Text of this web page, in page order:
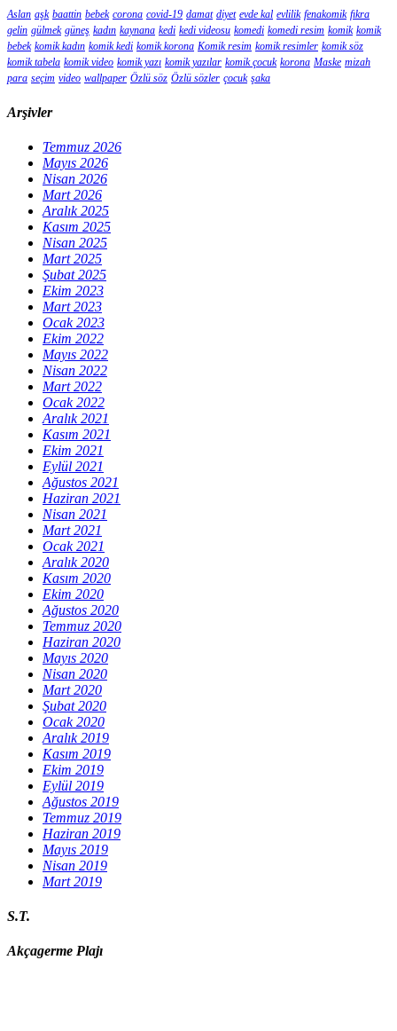
Aslan aşk baattin bebek corona covid-19 damat diyet evde kal evlilik fenakomik fıkra
gelin gülmek güneş kadın kaynana kedi kedi videosu komedi komedi resim komik komik
bebek komik kadın komik kedi komik korona Komik resim komik resimler komik söz
komik tabela komik video komik yazı komik yazılar komik çocuk korona Maske mizah
para seçim video wallpaper Özlü söz Özlü sözler çocuk şaka
Arşivler
Temmuz 2026
Mayıs 2026
Nisan 2026
Mart 2026
Aralık 2025
Kasım 2025
Nisan 2025
Mart 2025
Şubat 2025
Ekim 2023
Mart 2023
Ocak 2023
Ekim 2022
Mayıs 2022
Nisan 2022
Mart 2022
Ocak 2022
Aralık 2021
Kasım 2021
Ekim 2021
Eylül 2021
Ağustos 2021
Haziran 2021
Nisan 2021
Mart 2021
Ocak 2021
Aralık 2020
Kasım 2020
Ekim 2020
Ağustos 2020
Temmuz 2020
Haziran 2020
Mayıs 2020
Nisan 2020
Mart 2020
Şubat 2020
Ocak 2020
Aralık 2019
Kasım 2019
Ekim 2019
Eylül 2019
Ağustos 2019
Temmuz 2019
Haziran 2019
Mayıs 2019
Nisan 2019
Mart 2019
S.T.
Akçagerme Plajı